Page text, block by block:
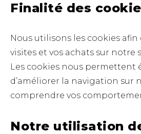
Finalité des
Nous utilisons les cookies afin
visites et vos achats sur notre
Les cookies nous permettent
d’améliorer la navigation sur
comprendre vos
Notre utilisation